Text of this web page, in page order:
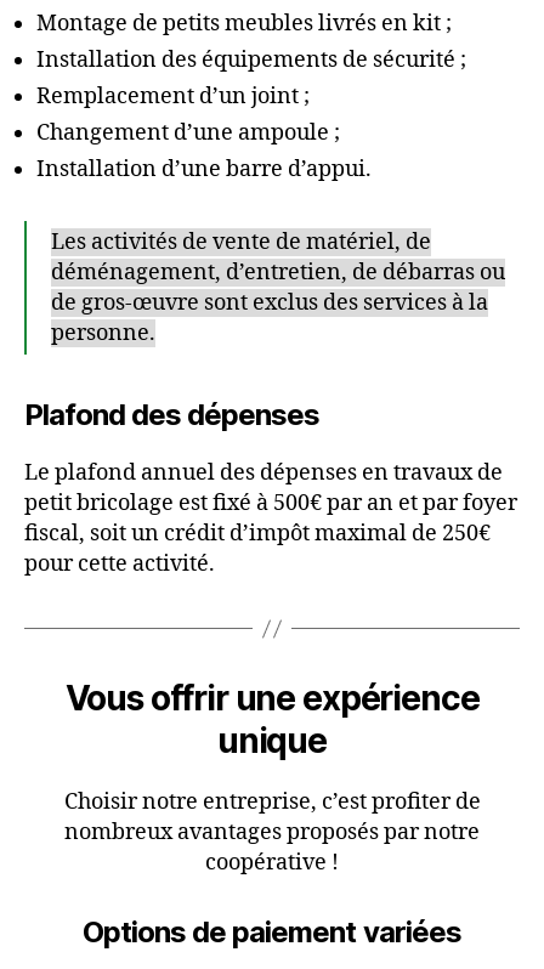
Montage de petits meubles livrés en kit ;
Installation des équipements de sécurité ;
Remplacement d’un joint ;
Changement d’une ampoule ;
Installation d’une barre d’appui.
Les activités de vente de matériel, de
déménagement, d’entretien, de débarras ou
de gros-œuvre sont exclus des services à la
personne.
Plafond des dépenses
Le plafond annuel des dépenses en travaux de
petit bricolage est fixé à 500€ par an et par foyer
fiscal, soit un crédit d’impôt maximal de 250€
pour cette activité.
Vous offrir une expérience
unique
Choisir notre entreprise, c’est profiter de
nombreux avantages proposés par notre
coopérative !
Options de paiement variées